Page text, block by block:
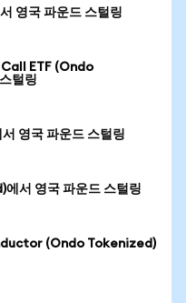
영국 파운드 스털링
ETF (Ondo
털링
영국 파운드 스털링
서 영국 파운드 스털링
(Ondo Tokenized)